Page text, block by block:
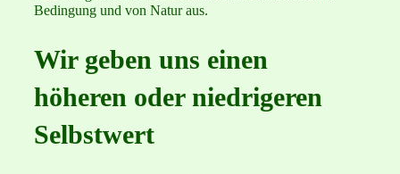
Bedingung und von Natur aus.
Wir geben uns einen
höheren oder niedrigeren
Selbstwert